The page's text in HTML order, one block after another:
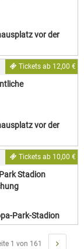
vor der
Tickets ab 12,00 €
vor der
Tickets ab 10,00 €
Stadion
Park-Stadion
1 von 161